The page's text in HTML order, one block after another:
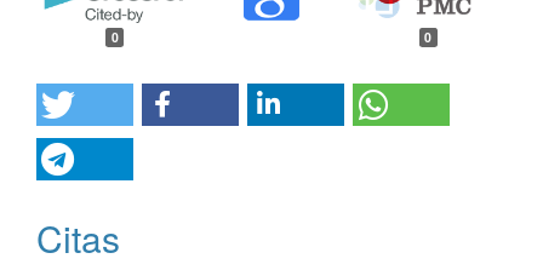
0 0
Citas